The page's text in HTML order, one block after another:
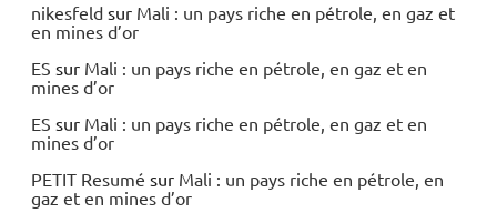
nikesfeld sur Mali : un pays riche en pétrole, en gaz et
en mines d’or
ES sur Mali : un pays riche en pétrole, en gaz et en
mines d’or
ES sur Mali : un pays riche en pétrole, en gaz et en
mines d’or
PETIT Resumé sur Mali : un pays riche en pétrole, en
gaz et en mines d’or